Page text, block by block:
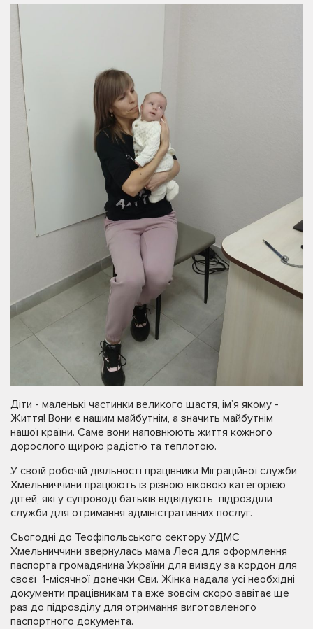
Діти - маленькі частинки великого щастя, ім’я якому -
Життя! Вони є нашим майбутнім, а значить майбутнім
нашої країни. Саме вони наповнюють життя кожного
дорослого щирою радістю та теплотою.
У своїй робочій діяльності працівники Міграційної служби
Хмельниччини працюють із різною віковою категорією
дітей, які у супроводі батьків відвідують підрозділи
служби для отримання адміністративних послуг.
Сьогодні до Теофіпольського сектору УДМС
Хмельниччини звернулась мама Леся для оформлення
паспорта громадянина України для виїзду за кордон для
своєї 1-місячної донечки Єви. Жінка надала усі необхідні
документи працівникам та вже зовсім скоро завітає ще
раз до підрозділу для отримання виготовленого
паспортного документа.